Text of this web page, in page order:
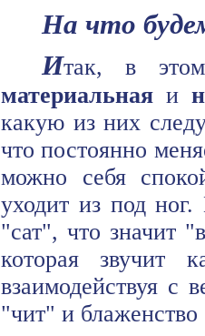
На что
Итак, в
материальная и
какую из них
что постоянно
можно себя
уходит из под ног.
"сат", что значит
которая звучит
взаимодействуя с
"чит" и